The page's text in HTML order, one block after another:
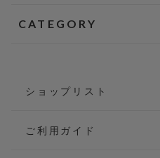
CATEGORY
ショップリスト
ご利用ガイド